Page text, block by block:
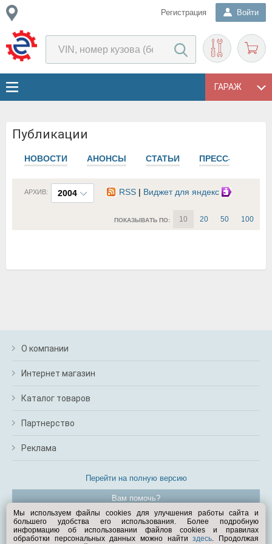
Регистрация Войти
ГАРАЖ
Публикации
НОВОСТИ АНОНСЫ СТАТЬИ ПРЕСС-РЕЛИЗЫ
2004
АРХИВ: RSS | Виджет для яндекс
ПОКАЗЫВАТЬ ПО: 10 20 50 100
О компании
Интернет магазин
Каталог товаров
Партнерство
Реклама
Перейти на полную версию
Вам помочь?
© Exist.ru 1998—2026
Мы используем файлы cookies для улучшения работы сайта и
большего удобства его использования. Более подробную
информацию об использовании файлов cookies и правилах
обработки персональных данных можно найтиздесь. Продолжая